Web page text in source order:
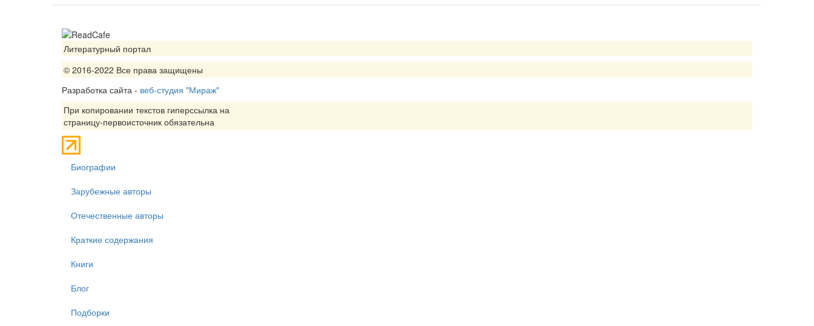
Литературный портал
© 2016-2022 Все права защищены
Разработка сайта - веб-студия "Мираж"
При копировании текстов гиперссылка на
страницу-первоисточник обязательна
Биографии
Зарубежные авторы
Отечественные авторы
Краткие содержания
Книги
Блог
Подборки